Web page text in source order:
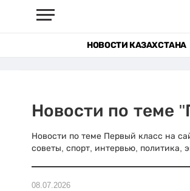
НОВОСТИ КАЗАХСТАНА
Новости по теме
Новости по теме Первый класс на
советы, спорт, интервью, политика,
08.07.2026